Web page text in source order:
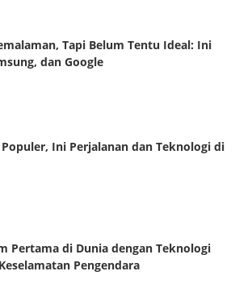
Tapi Belum Tentu Ideal: Ini
dan Google
Ini Perjalanan dan Teknologi di
Pertama di Dunia dengan Teknologi
Pengendara